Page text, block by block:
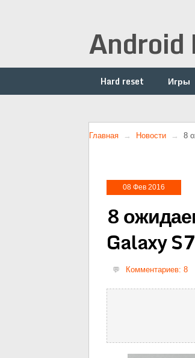
Android
Hard reset Игры
Главная Новости 8
08 Фев 2016
8
Galaxy S7
Комментариев: 8